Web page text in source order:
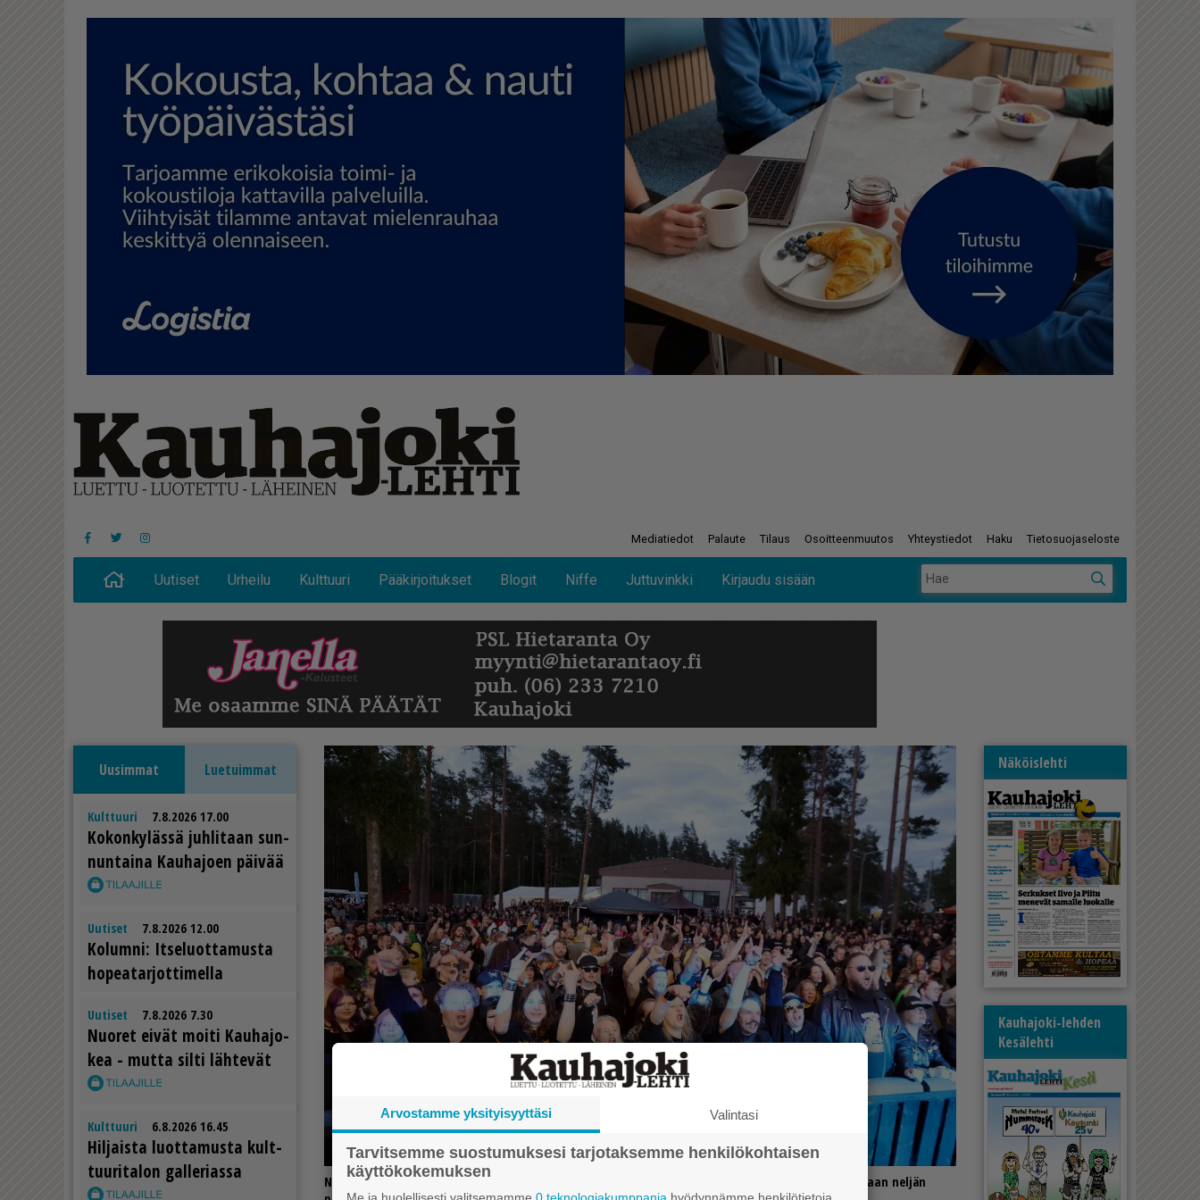
Mediatiedot Palaute Tilaus Osoitteenmuutos Yhteystiedot Haku Tietosuojaseloste
Uutiset Urheilu Kulttuuri Pääkirjoitukset Blogit Niffe Juttuvinkki Kirjaudu sisään
Uusimmat Luetuimmat
Kulttuuri 7.8.2026 17.00
Ko­kon­ky­läs­sä juh­li­taan sun­
nun­tai­na Kau­ha­jo­en päi­vää
Uutiset 7.8.2026 12.00
Ko­lum­ni: It­se­luot­ta­mus­ta
ho­pe­a­tar­jot­ti­mel­la
Uutiset 7.8.2026 7.30
Nuo­ret ei­vät moi­ti Kau­ha­jo­
kea - mut­ta sil­ti läh­te­vät
Kulttuuri 6.8.2026 16.45
Hil­jais­ta luot­ta­mus­ta kult­
tuu­ri­ta­lon gal­le­ri­as­sa
Nummirock on 40. kerran. Nummijärven Maatalousjärjestö ry:n järjestämässä tapahtumassa koetaan neljän
Näköislehti
Kauhajoki-lehden
Kesälehti
Arvostamme yksityisyyttäsi Valintasi
Tarvitsemme suostumuksesi tarjotaksemme henkilökohtaisen
käyttökokemuksen
Me ja huolellisesti valitsemamme 0 teknologiakumppania hyödynnämme henkilötietoja